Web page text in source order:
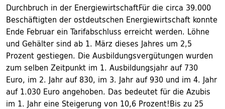
Durchbruch in der EnergiewirtschaftFür die circa 39.000
Beschäftigten der ostdeutschen Energiewirtschaft konnte
Ende Februar ein Tarifabschluss erreicht werden. Löhne
und Gehälter sind ab 1. März dieses Jahres um 2,5
Prozent gestiegen. Die Ausbildungsvergütungen wurden
zum selben Zeitpunkt im 1. Ausbildungsjahr auf 730
Euro, im 2. Jahr auf 830, im 3. Jahr auf 930 und im 4. Jahr
auf 1.030 Euro angehoben. Das bedeutet für die Azubis
im 1. Jahr eine Steigerung von 10,6 Prozent!Bis zu 25